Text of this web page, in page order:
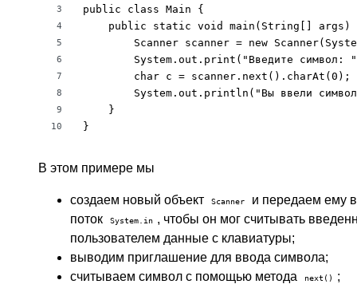
3
4
5
6
7
8
9
10
public class Main {
public static void main(String[] args)
Scanner scanner = new
System.out.print("Введите символ:
        char c = scanner.next().charAt(0);
System.out.println("Вы ввели
    }
}
В этом примере мы
создаем новый объект Scanner
и передаем ему
поток
System.in , чтобы он мог считывать
пользователем данные с клавиатуры;
выводим приглашение для ввода символа;
считываем символ с помощью метода
next()
;